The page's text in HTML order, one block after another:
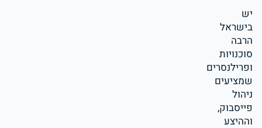
יש
בישראל
הרבה
סוכנויות
ופרילנסרים
שמציעים
ניהול
פייסבוק,
וההיצע